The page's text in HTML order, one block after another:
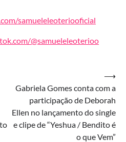
samueleleoteriooficial
@samueleleoterioo
Gabriela Gomes conta com a
participação de Deborah
Ellen no lançamento do single
e clipe de “Yeshua / Bendito é
o que Vem”
⟶